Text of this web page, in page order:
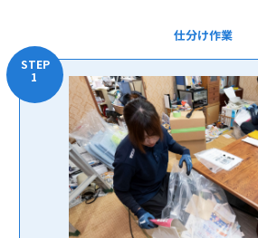
仕分け作業